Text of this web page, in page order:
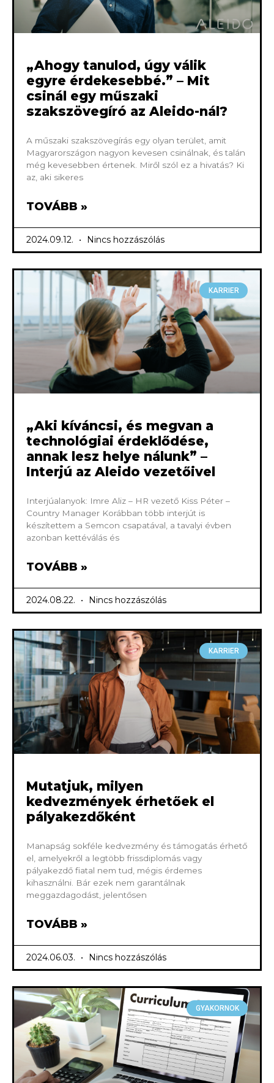
„Ahogy tanulod, úgy válik
egyre érdekesebbé.” – Mit
csinál egy műszaki
szakszövegíró az Aleido-nál?
A műszaki szakszövegírás egy olyan terület, amit
Magyarországon nagyon kevesen csinálnak, és talán
még kevesebben értenek. Miről szól ez a hivatás? Ki
az, aki sikeres
TOVÁBB »
2024.09.12. Nincs hozzászólás
KARRIER
„Aki kíváncsi, és megvan a
technológiai érdeklődése,
annak lesz helye nálunk” –
Interjú az Aleido vezetőivel
Interjúalanyok: Imre Aliz – HR vezető Kiss Péter –
Country Manager Korábban több interjút is
készítettem a Semcon csapatával, a tavalyi évben
azonban kettéválás és
TOVÁBB »
2024.08.22. Nincs hozzászólás
KARRIER
Mutatjuk, milyen
kedvezmények érhetőek el
pályakezdőként
Manapság sokféle kedvezmény és támogatás érhető
el, amelyekről a legtöbb frissdiplomás vagy
pályakezdő fiatal nem tud, mégis érdemes
kihasználni. Bár ezek nem garantálnak
meggazdagodást, jelentősen
TOVÁBB »
2024.06.03. Nincs hozzászólás
GYAKORNOK